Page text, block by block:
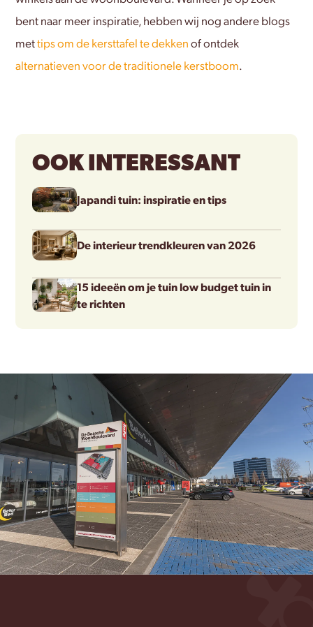
bent naar meer inspiratie, hebben wij nog andere blogs
mettips om de kersttafel te dekken of ontdek
alternatieven voor de traditionele kerstboom.
OOK INTERESSANT
Japandi tuin: inspiratie en tips
De interieur trendkleuren van 2026
15 ideeën om je tuin low budget tuin in
te richten